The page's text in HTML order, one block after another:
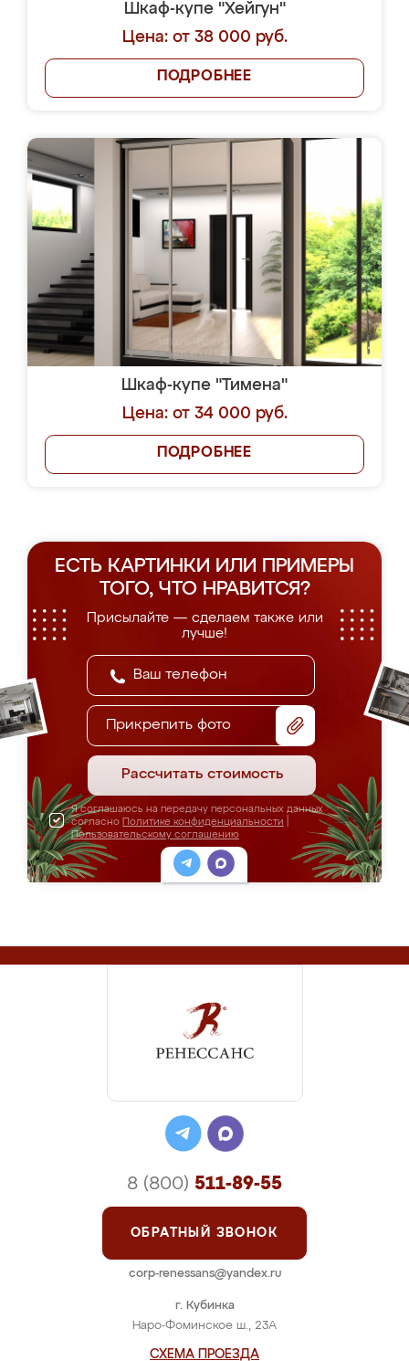
Шкаф-купе "Хейгун"
Цена: от 38 000 руб.
ПОДРОБНЕЕ
Шкаф-купе "Тимена"
Цена: от 34 000 руб.
ПОДРОБНЕЕ
ЕСТЬ КАРТИНКИ ИЛИ ПРИМЕРЫ
ТОГО, ЧТО НРАВИТСЯ?
Присылайте — сделаем также или
лучше!
Прикрепить фото
Рассчитать стоимость
Я соглашаюсь на передачу персональных данных
согласно Политике конфиденциальности
Пользовательскому соглашению
г. Кубинка
Наро-Фоминское ш., 23А
СХЕМА ПРОЕЗДА
8 (800) 511-89-55
ОБРАТНЫЙ ЗВОНОК
corp-renessans@yandex.ru